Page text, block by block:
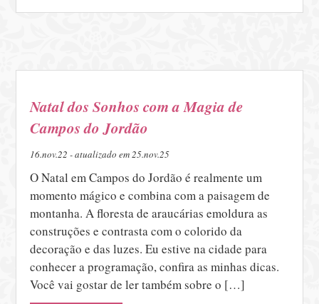
Natal dos Sonhos com a Magia de
Campos do Jordão
16.nov.22 - atualizado em 25.nov.25
O Natal em Campos do Jordão é realmente um
momento mágico e combina com a paisagem de
montanha. A floresta de araucárias emoldura as
construções e contrasta com o colorido da
decoração e das luzes. Eu estive na cidade para
conhecer a programação, confira as minhas dicas.
Você vai gostar de ler também sobre o […]